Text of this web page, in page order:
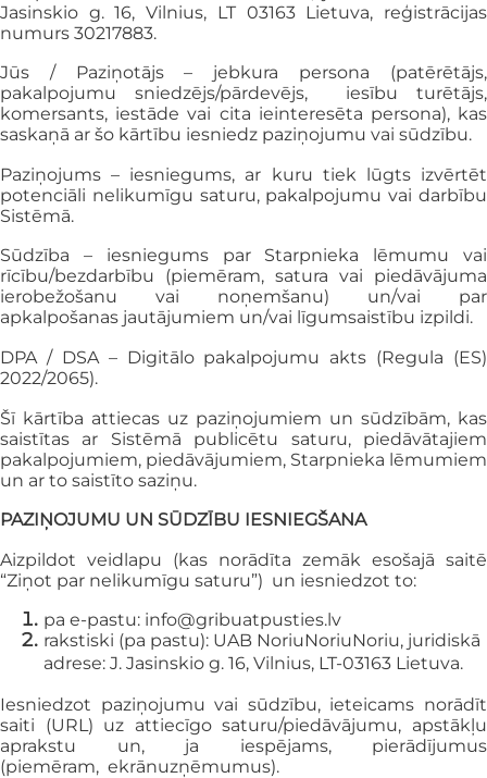
Jasinskio g. 16, Vilnius, LT 03163 Lietuva, reģistrācijas
numurs 30217883.
Jūs / Paziņotājs – jebkura persona (patērētājs,
pakalpojumu sniedzējs/pārdevējs, iesību turētājs,
komersants, iestāde vai cita ieinteresēta persona), kas
saskaņā ar šo kārtību iesniedz paziņojumu vai sūdzību.
Paziņojums – iesniegums, ar kuru tiek lūgts izvērtēt
potenciāli nelikumīgu saturu, pakalpojumu vai darbību
Sistēmā.
Sūdzība – iesniegums par Starpnieka lēmumu vai
rīcību/bezdarbību (piemēram, satura vai piedāvājuma
ierobežošanu vai noņemšanu) un/vai par
apkalpošanas jautājumiem un/vai līgumsaistību izpildi.
DPA / DSA – Digitālo pakalpojumu akts (Regula (ES)
2022/2065).
Šī kārtība attiecas uz paziņojumiem un sūdzībām, kas
saistītas ar Sistēmā publicētu saturu, piedāvātajiem
pakalpojumiem, piedāvājumiem, Starpnieka lēmumiem
un ar to saistīto saziņu.
PAZIŅOJUMU UN SŪDZĪBU IESNIEGŠANA
Aizpildot veidlapu (kas norādīta zemāk esošajā saitē
“Ziņot par nelikumīgu saturu”) un iesniedzot to:
pa e-pastu: info@gribuatpusties.lv
rakstiski (pa pastu): UAB NoriuNoriuNoriu, juridiskā
adrese: J. Jasinskio g. 16, Vilnius, LT-03163 Lietuva.
Iesniedzot paziņojumu vai sūdzību, ieteicams norādīt
saiti (URL) uz attiecīgosaturu/piedāvājumu, apstākļu
aprakstu un, ja iespējams, pierādījumus
(piemēram, ekrānuzņēmumus).